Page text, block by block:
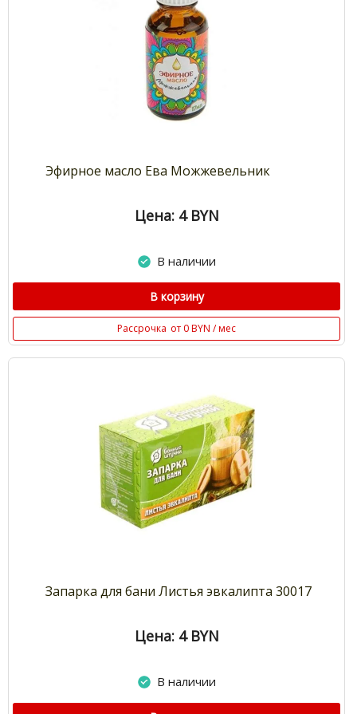
Эфирное масло Ева Можжевельник
Цена: 4 BYN
В наличии
В корзину
Рассрочка от 0 BYN / мес
Запарка для бани Листья эвкалипта 30017
Цена: 4 BYN
В наличии